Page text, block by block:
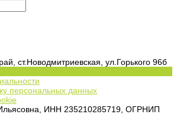
ст.Новодмитриевская, ул.Горького 96б
персональных данных
ИНН 235210285719, ОГРНИП